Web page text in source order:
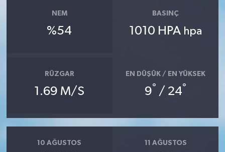
NEM
%54
BASINÇ
1010 HPA hpa
RÜZGAR
1.69 M/S
EN DÜŞÜK / EN YÜKSEK
9° / 24°
10 AĞUSTOS 11 AĞUSTOS